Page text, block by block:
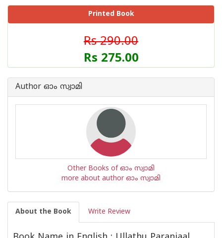
Printed Book
Rs 290.00
Rs 275.00
Author ഓം സ്വാമി
Other Books of ഓം സ്വാമി
more about author ഓം സ്വാമി
About the Book Write Review